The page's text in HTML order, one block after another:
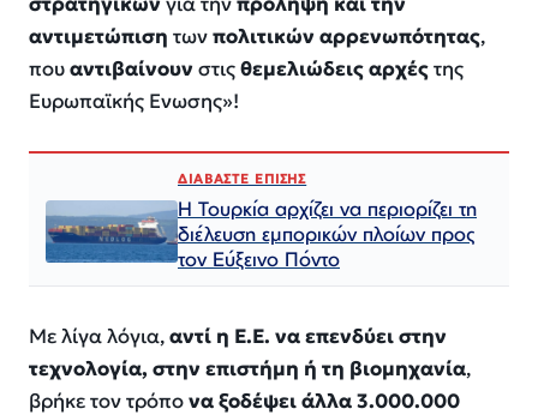
αντιμετώπιση τωνπολιτικών αρρενωπότητας,
πουαντιβαίνουνστιςθεμελιώδεις αρχέςτης
Ευρωπαϊκής Ενωσης»!
ΔΙΑΒΑΣΤΕ ΕΠΙΣΗΣ
Η Τουρκία αρχίζει να περιορίζει τη
διέλευση εμπορικών πλοίων προς
τον Εύξεινο Πόντο
Με λίγα λόγια,αντί η Ε.Ε. να επενδύει στην
τεχνολογία, στην επιστήμη ή τη βιομηχανία,
βρήκε τον τρόπονα ξοδέψει άλλα 3.000.000